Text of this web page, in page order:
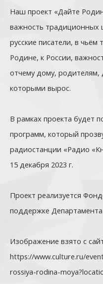
Наш проект «Дайте
важность традиционных
русские писатели, в
Родине, к России,
отчему дому,
которыми вырос.
В рамках проекта будет
программ, который
радиостанции «Радио
15 декабря 2023 г.
Проект реализуется
поддержке
Изображение взято с
https://www.culture.ru/
rossiya-rodina-